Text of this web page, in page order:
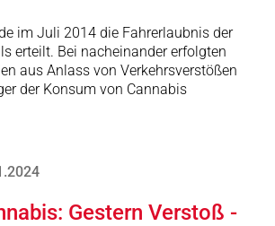
im Juli 2014 die Fahrerlaubnis der
erteilt. Bei nacheinander erfolgten
aus Anlass von Verkehrsverstößen
der Konsum von Cannabis
Gestern Verstoß -